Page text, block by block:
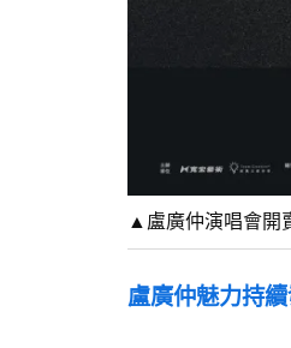
▲盧廣仲演唱會開
盧廣仲魅力持